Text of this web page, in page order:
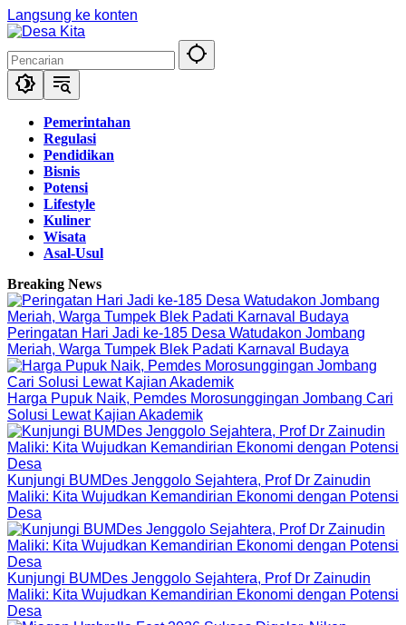
Langsung ke konten
Pemerintahan
Regulasi
Pendidikan
Bisnis
Potensi
Lifestyle
Kuliner
Wisata
Asal-Usul
Breaking News
Peringatan Hari Jadi ke-185 Desa Watudakon Jombang
Meriah, Warga Tumpek Blek Padati Karnaval Budaya
Harga Pupuk Naik, Pemdes Morosunggingan Jombang Cari
Solusi Lewat Kajian Akademik
Kunjungi BUMDes Jenggolo Sejahtera, Prof Dr Zainudin
Maliki: Kita Wujudkan Kemandirian Ekonomi dengan Potensi
Desa
Kunjungi BUMDes Jenggolo Sejahtera, Prof Dr Zainudin
Maliki: Kita Wujudkan Kemandirian Ekonomi dengan Potensi
Desa